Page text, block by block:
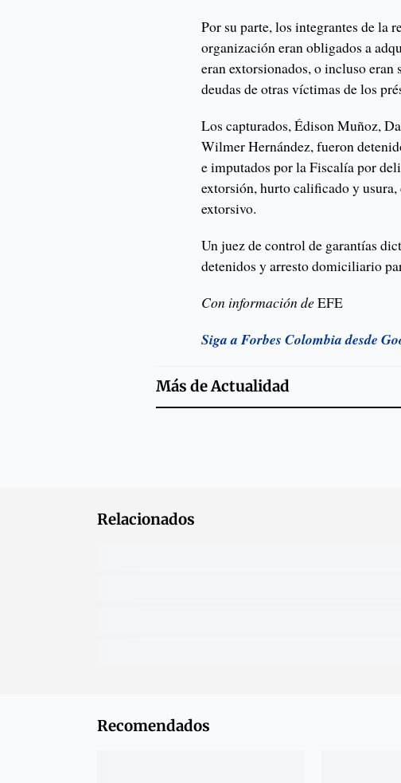
Por su parte, los integrantes de la
organización eran obligados a
eran extorsionados, o incluso eran
deudas de otras víctimas de los
Los capturados, Édison Muñoz,
Wilmer Hernández, fueron
e imputados por la Fiscalía por
extorsión, hurto calificado y
extorsivo.
Un juez de control de garantías
detenidos y arresto domiciliario
Con información deEFE
Siga a Forbes Colombia desde
Más deActualidad
Relacionados
Recomendados